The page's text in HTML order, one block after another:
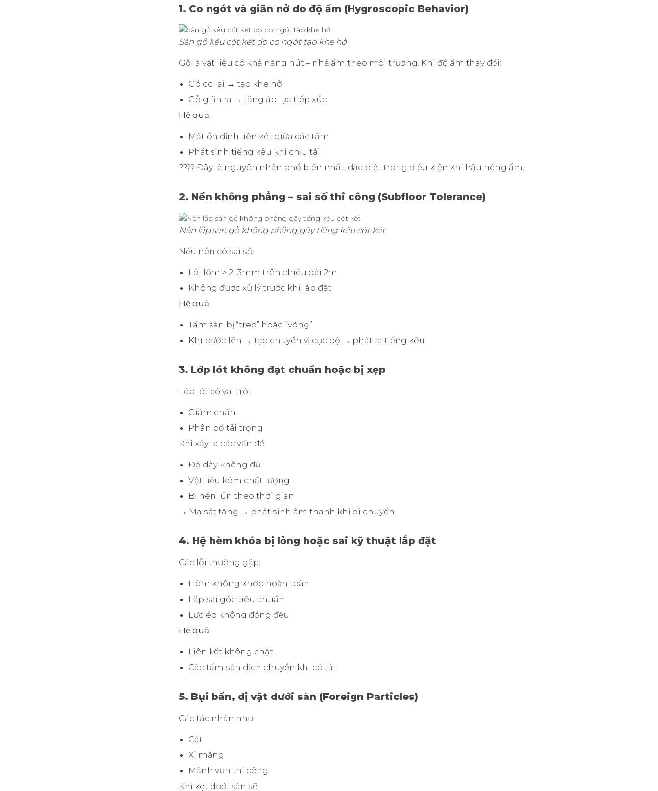
1. Co ngót và giãn nở do độ ẩm (Hygroscopic Behavior)
Sàn gỗ kêu cót két do co ngót tạo khe hở
Gỗ là vật liệu có khả năng hút – nhả ẩm theo môi trường. Khi độ ẩm thay đổi:
Gỗ co lại → tạo khe hở
Gỗ giãn ra → tăng áp lực tiếp xúc
Hệ quả:
Mất ổn định liên kết giữa các tấm
Phát sinh tiếng kêu khi chịu tải
???? Đây là nguyên nhân phổ biến nhất, đặc biệt trong điều kiện khí hậu nóng ẩm.
2. Nền không phẳng – sai số thi công (Subfloor Tolerance)
Nền lắp sàn gỗ không phẳng gây tiếng kêu cót két
Nếu nền có sai số:
Lồi lõm > 2–3mm trên chiều dài 2m
Không được xử lý trước khi lắp đặt
Hệ quả:
Tấm sàn bị “treo” hoặc “võng”
Khi bước lên → tạo chuyển vị cục bộ → phát ra tiếng kêu
3. Lớp lót không đạt chuẩn hoặc bị xẹp
Lớp lót có vai trò:
Giảm chấn
Phân bố tải trọng
Khi xảy ra các vấn đề:
Độ dày không đủ
Vật liệu kém chất lượng
Bị nén lún theo thời gian
→ Ma sát tăng → phát sinh âm thanh khi di chuyển
4. Hệ hèm khóa bị lỏng hoặc sai kỹ thuật lắp đặt
Các lỗi thường gặp:
Hèm không khớp hoàn toàn
Lắp sai góc tiêu chuẩn
Lực ép không đồng đều
Hệ quả:
Liên kết không chặt
Các tấm sàn dịch chuyển khi có tải
5. Bụi bẩn, dị vật dưới sàn (Foreign Particles)
Các tác nhân như:
Cát
Xi măng
Mảnh vụn thi công
Khi kẹt dưới sàn sẽ: